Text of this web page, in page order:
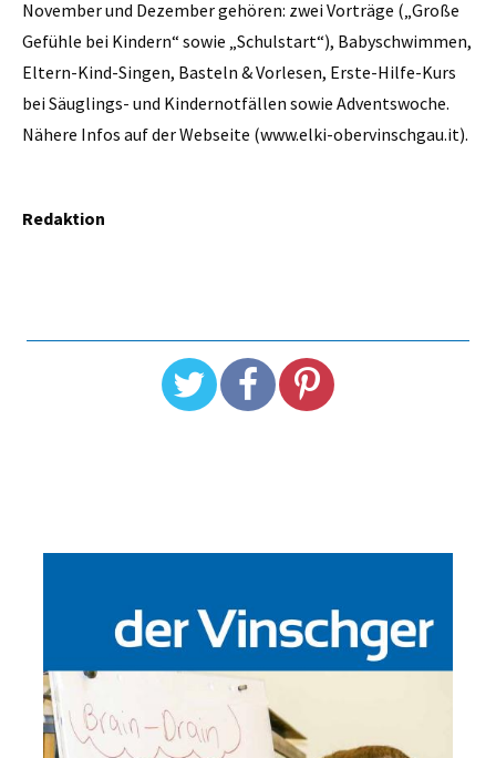
November und Dezember gehören: zwei Vorträge („Große
Gefühle bei Kindern“ sowie „Schulstart“), Babyschwimmen,
Eltern-Kind-Singen, Basteln & Vorlesen, Erste-Hilfe-Kurs
bei Säuglings- und Kindernotfällen sowie Adventswoche.
Nähere Infos auf der Webseite (www.elki-obervinschgau.it).
Redaktion